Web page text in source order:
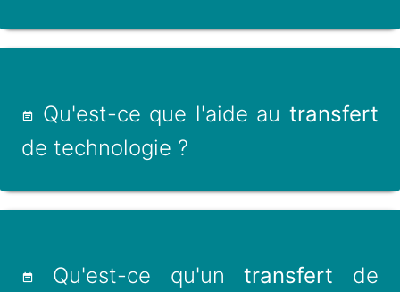
Qu'est-ce que l'aide au transfert
de technologie ?
Qu'est-ce qu'untransfert de